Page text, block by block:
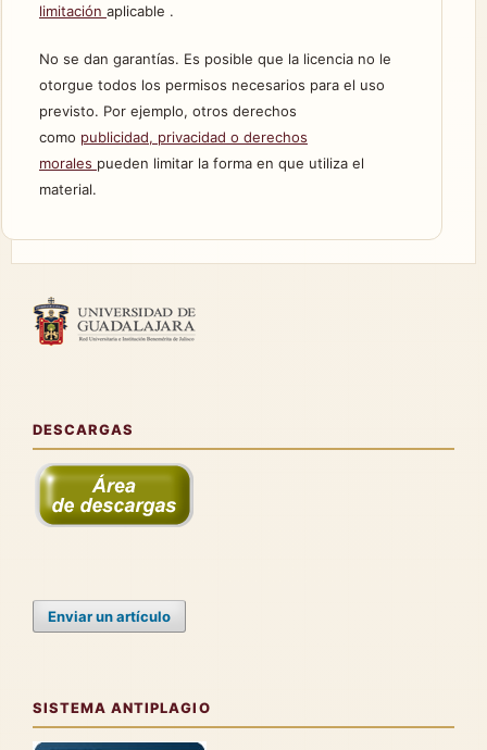
limitación aplicable .
No se dan garantías. Es posible que la licencia no le
otorgue todos los permisos necesarios para el uso
previsto. Por ejemplo, otros derechos
como publicidad, privacidad o derechos
morales pueden limitar la forma en que utiliza el
material.
DESCARGAS
Enviar un artículo
SISTEMA ANTIPLAGIO